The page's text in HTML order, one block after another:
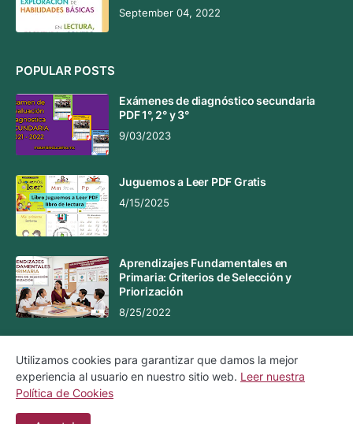
September 04, 2022
POPULAR POSTS
Exámenes de diagnóstico secundaria
PDF 1°, 2° y 3°
9/03/2023
Juguemos a Leer PDF Gratis
4/15/2025
Aprendizajes Fundamentales en
Primaria: Criterios de Selección y
Priorización
8/25/2022
Aviso Legal Aviso de Privacidad
Política de Cookies
Utilizamos cookies para garantizar que damos la mejor
experiencia al usuario en nuestro sitio web. Leer nuestra
Política de Cookies